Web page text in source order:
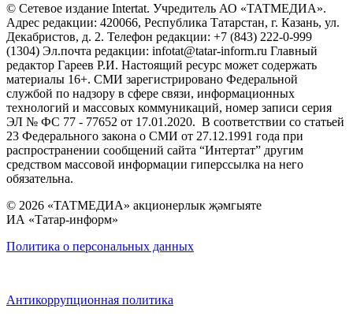
© Сетевое издание Intertat. Учредитель АО «ТАТМЕДИА».
Адрес редакции: 420066, Республика Татарстан, г. Казань, ул.
Декабристов, д. 2. Телефон редакции: +7 (843) 222-0-999
(1304) Эл.почта редакции: infotat@tatar-inform.ru Главный
редактор Гареев Р.И. Настоящий ресурс может содержать
материалы 16+. СМИ зарегистрировано Федеральной
службой по надзору в сфере связи, информационных
технологий и массовых коммуникаций, номер записи серия
ЭЛ № ФС 77 - 77652 от 17.01.2020. В соответствии со статьей
23 Федерального закона о СМИ от 27.12.1991 года при
распространении сообщений сайта “Интертат” другим
средством массовой информации гиперссылка на него
обязательна.
© 2026 «ТАТМЕДИА» акционерлык җәмгыяте
ИА «Татар-информ»
Политика о персональных данных
Антикоррупционная политика